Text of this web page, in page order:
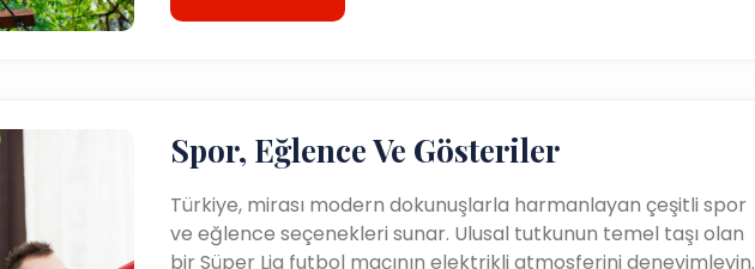
Spor, Eğlence Ve Gösteriler
Türkiye, mirası modern dokunuşlarla harmanlayan çeşitli spor
ve eğlence seçenekleri sunar. Ulusal tutkunun temel taşı olan
bir Süper Lig futbol maçının elektrikli atmosferini deneyimleyin.